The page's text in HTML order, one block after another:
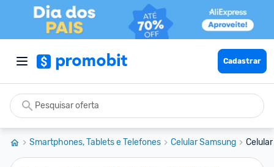
Cadastrar
Smartphones, Tablets e Telefones Celular Samsung Celular